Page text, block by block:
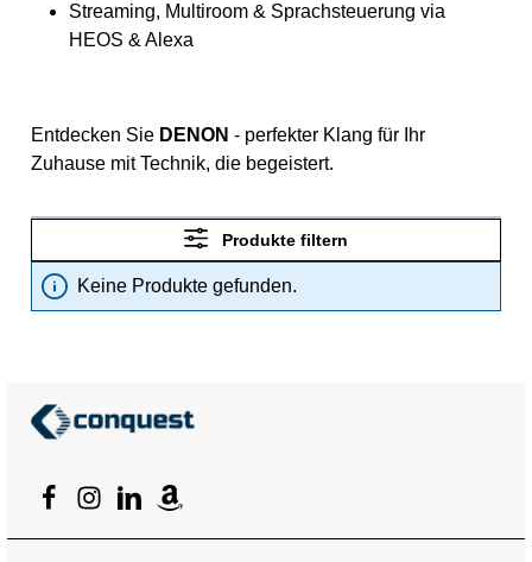
Streaming, Multiroom & Sprachsteuerung via
HEOS & Alexa
Entdecken Sie DENON - perfekter Klang für Ihr
Zuhause mit Technik, die begeistert.
Produkte filtern
Keine Produkte gefunden.